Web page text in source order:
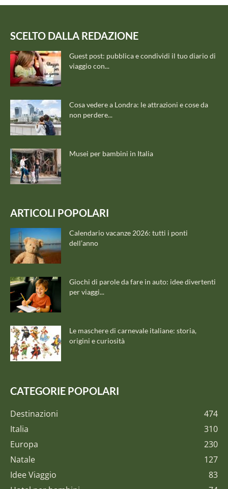
SCELTO DALLA REDAZIONE
Guest post: pubblica e condividi il tuo diario di
viaggio con...
Cosa vedere a Londra: le attrazioni e cose da
non perdere...
Musei per bambini in Italia
ARTICOLI POPOLARI
Calendario vacanze 2026: tutti i ponti
dell’anno
Giochi di parole da fare in auto: idee divertenti
per viaggi...
Le maschere di carnevale italiane: storia,
origini e curiosità
CATEGORIE POPOLARI
Destinazioni
474
Italia
310
Europa
230
Natale
127
Idee Viaggio
83